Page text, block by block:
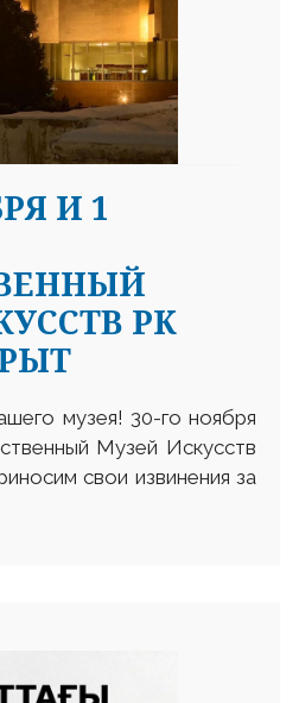
И 1
РК
музея! 30-го ноября
Музей Искусств
свои извинения за